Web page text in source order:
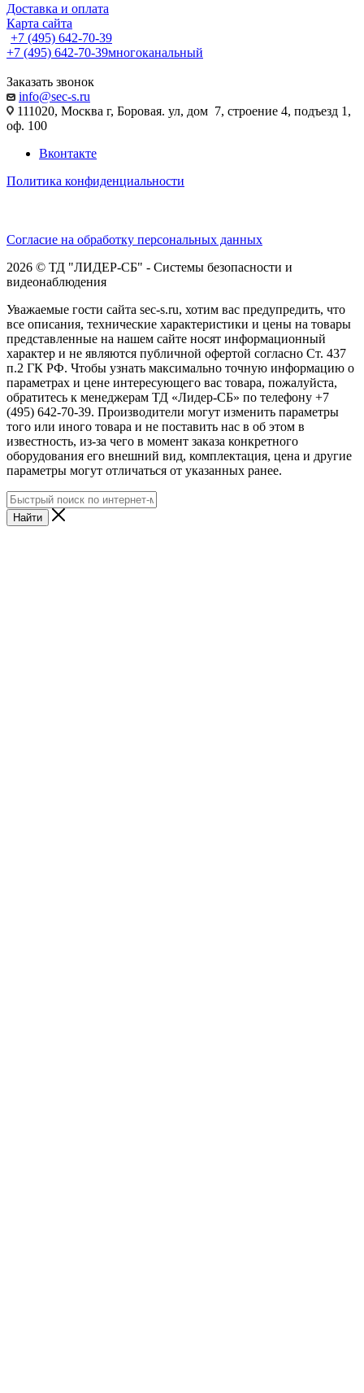
Доставка и оплата
Карта сайта
+7 (495) 642-70-39
+7 (495) 642-70-39многоканальный
Заказать звонок
info@sec-s.ru
111020, Москва г, Боровая. ул, дом 7, строение 4, подъезд 1,
оф. 100
Вконтакте
Политика конфиденциальности
Согласие на обработку персональных данных
2026 © ТД "ЛИДЕР-СБ" - Системы безопасности и
видеонаблюдения
Уважаемые гости сайта sec-s.ru, хотим вас предупредить, что
все описания, технические характеристики и цены на товары
представленные на нашем сайте носят информационный
характер и не являются публичной офертой согласно Ст. 437
п.2 ГК РФ. Чтобы узнать максимально точную информацию о
параметрах и цене интересующего вас товара, пожалуйста,
обратитесь к менеджерам ТД «Лидер-СБ» по телефону +7
(495) 642-70-39. Производители могут изменить параметры
того или иного товара и не поставить нас в об этом в
известность, из-за чего в момент заказа конкретного
оборудования его внешний вид, комплектация, цена и другие
параметры могут отличаться от указанных ранее.
Найти